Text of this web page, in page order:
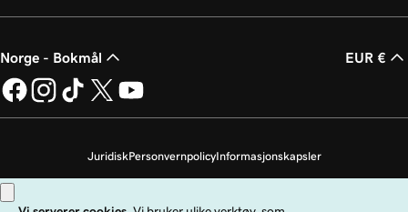
Norge - Bokmål EUR €
JuridiskPersonvernpolicyInformasjonskapsler